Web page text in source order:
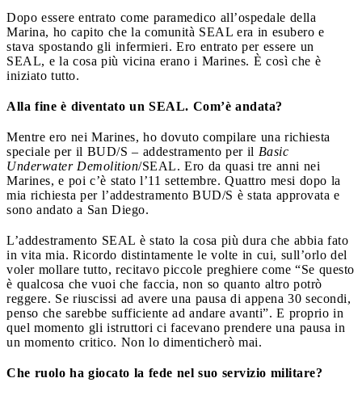
Dopo essere entrato come paramedico all’ospedale della
Marina, ho capito che la comunità SEAL era in esubero e
stava spostando gli infermieri. Ero entrato per essere un
SEAL, e la cosa più vicina erano i Marines. È così che è
iniziato tutto.
Alla fine è diventato un SEAL. Com’è andata?
Mentre ero nei Marines, ho dovuto compilare una richiesta
speciale per il BUD/S – addestramento per il Basic
Underwater Demolition/SEAL. Ero da quasi tre anni nei
Marines, e poi c’è stato l’11 settembre. Quattro mesi dopo la
mia richiesta per l’addestramento BUD/S è stata approvata e
sono andato a San Diego.
L’addestramento SEAL è stato la cosa più dura che abbia fato
in vita mia. Ricordo distintamente le volte in cui, sull’orlo del
voler mollare tutto, recitavo piccole preghiere come “Se questo
è qualcosa che vuoi che faccia, non so quanto altro potrò
reggere. Se riuscissi ad avere una pausa di appena 30 secondi,
penso che sarebbe sufficiente ad andare avanti”. E proprio in
quel momento gli istruttori ci facevano prendere una pausa in
un momento critico. Non lo dimenticherò mai.
Che ruolo ha giocato la fede nel suo servizio militare?